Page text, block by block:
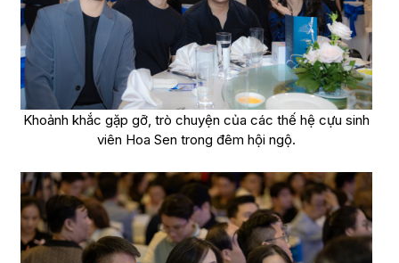
Khoảnh khắc gặp gỡ, trò chuyện của các thế hệ cựu sinh
viên Hoa Sen trong đêm hội ngộ.